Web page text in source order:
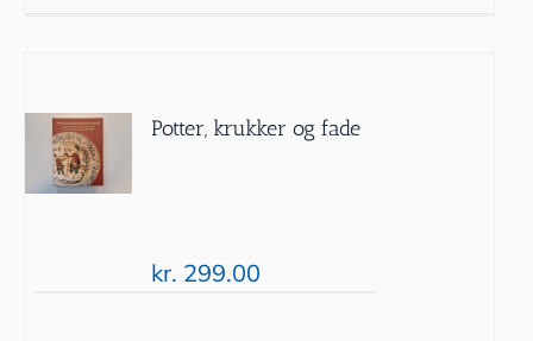
Potter, krukker og fade
kr. 299.00